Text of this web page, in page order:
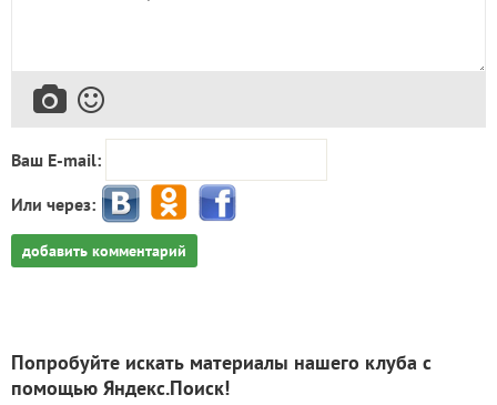
Ваш E-mail:
Или через:
добавить комментарий
Попробуйте искать материалы нашего клуба с
помощью Яндекс.Поиск!